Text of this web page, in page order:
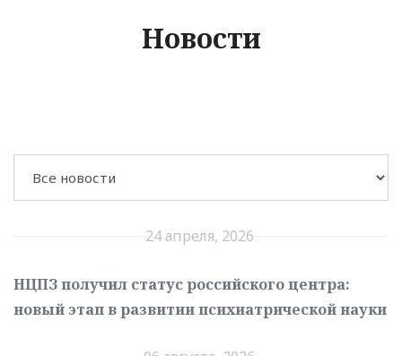
Новости
24 апреля, 2026
НЦПЗ получил статус российского центра:
новый этап в развитии психиатрической науки